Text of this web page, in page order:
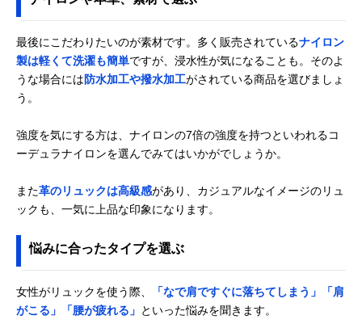
Amazonで見る
THE NORTH
FACE(ザノースフ
ェイス) ジェスタ
ー NM82462
日常とアウトドア
に使える、機能的
なデザイン
26L
Amazonで見る
ストリング バック
パック
ストリング付き
フェド) ACTIVE
DOUBLE
POCKET MOLLE
103224053008
すめ、荷物がたっ
ぷり入る大容量
最後にこだわりたいのが素材です。多く販売されているナイロン
製は軽くて洗濯も簡単ですが、浸水性が気になることも。そのよ
うな場合には防水加工や撥水加工がされている商品を選びましょ
う。
強度を気にする方は、ナイロンの7倍の強度を持つといわれるコ
ーデュラナイロンを選んでみてはいかがでしょうか。
また革のリュックは高級感があり、カジュアルなイメージのリュ
ックも、一気に上品な印象になります。
悩みに合ったタイプを選ぶ
女性がリュックを使う際、
「なで肩ですぐに落ちてしまう」「肩
がこる」「腰が疲れる」 といった悩みを聞きます。